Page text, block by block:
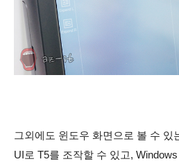
그외에도 윈도우 화면으로 볼 수 있
UI로 T5를 조작할 수 있고,